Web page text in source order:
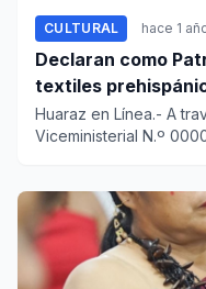
CULTURAL hace 1
Declaran como
textiles
del país
Huaraz en Línea.- A
Viceministerial N.º